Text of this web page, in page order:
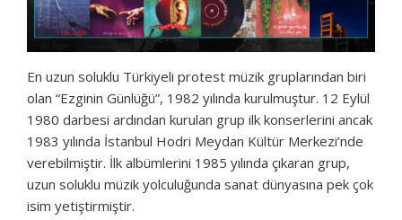
En uzun soluklu Türkiyeli protest müzik gruplarından biri
olan “Ezginin Günlüğü”, 1982 yılında kurulmuştur. 12 Eylül
1980 darbesi ardından kurulan grup ilk konserlerini ancak
1983 yılında İstanbul Hodri Meydan Kültür Merkezi’nde
verebilmiştir. İlk albümlerini 1985 yılında çıkaran grup,
uzun soluklu müzik yolculuğunda sanat dünyasına pek çok
isim yetiştirmiştir.